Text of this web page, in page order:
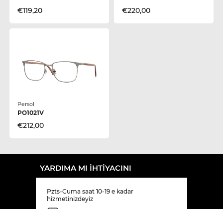
€119,20 €220,00
Persol
PO1021V
€212,00
YARDIMA MI IHTIYACINI
Pzts-Cuma saat 10-19 e kadar
hizmetinizdeyiz